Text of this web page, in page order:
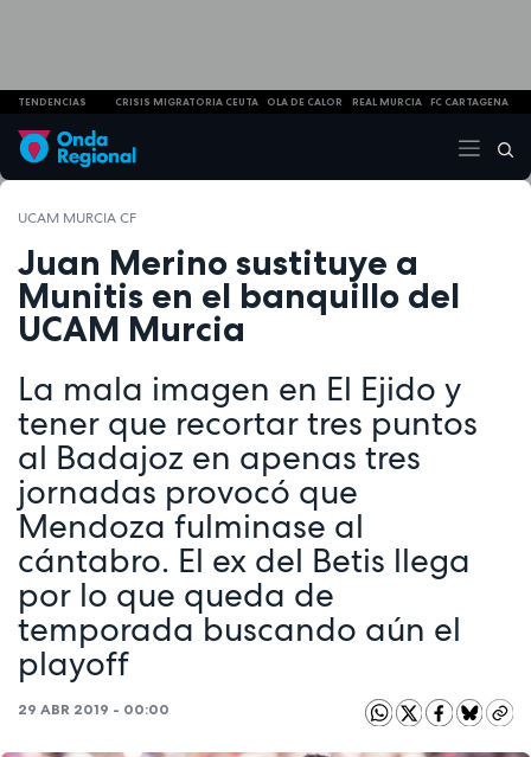
TENDENCIAS CRISIS MIGRATORIA CEUTA OLA DE CALOR REAL MURCIA FC CARTAGENA
UCAM MURCIA CF
Juan Merino sustituye a
Munitis en el banquillo del
UCAM Murcia
La mala imagen en El Ejido y
tener que recortar tres puntos
al Badajoz en apenas tres
jornadas provocó que
Mendoza fulminase al
cántabro. El ex del Betis llega
por lo que queda de
temporada buscando aún el
playoff
29 ABR 2019 - 00:00